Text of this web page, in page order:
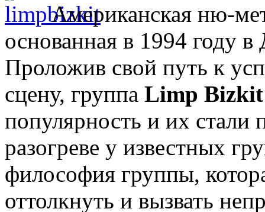
Американская ню-
основанная в 1994 году
Проложив свой путь к
сцену, группа Limp Bizkit
популярность и их стали
разогреве у известных
философия группы,
оттолкнуть и вызвать